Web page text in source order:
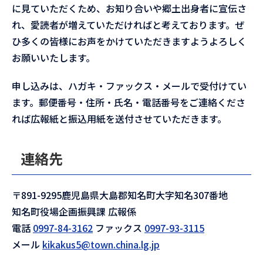
に見ていただくため、お知り合いや郷土出身者に宣伝さ
れ、愛読者が増えていただければと考えております。ぜ
ひ多くの皆様にお声をかけていただきますようよろしく
お願いいたします。
申し込みは、ハガキ・ファックス・メールで受付けてい
ます。郵便番号・住所・氏名・電話番号をご連絡くださ
れば広報紙と振込用紙を送付させていただきます。
連絡先
〒891-9295鹿児島県大島郡知名町大字知名307番地
知名町役場企画振興課 広報係
電話 0997-84-3162 ファックス 0997-93-3115
メール kikakus5@town.china.lg.jp